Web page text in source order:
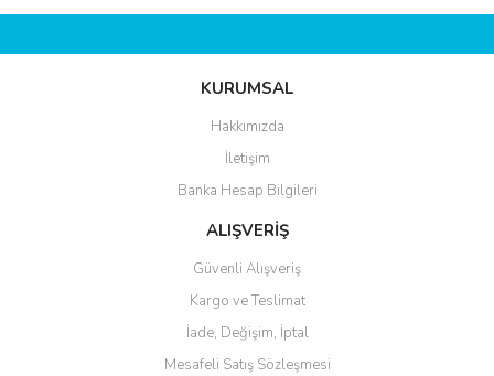
KURUMSAL
Hakkımızda
İletişim
Banka Hesap Bilgileri
ALIŞVERİŞ
Güvenli Alışveriş
Kargo ve Teslimat
İade, Değişim, İptal
Mesafeli Satış Sözleşmesi